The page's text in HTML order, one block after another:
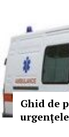
Ghid de